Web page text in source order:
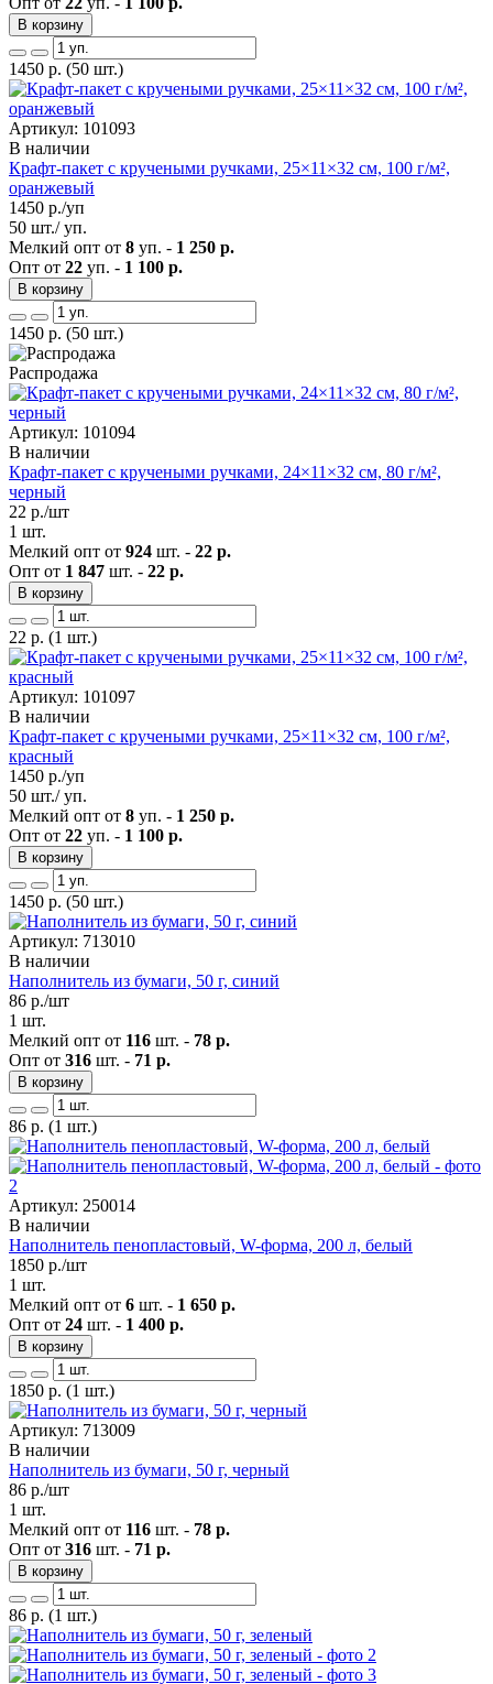
В корзину
1450 р. (50 шт.)
Артикул: 101093
В наличии
Крафт-пакет с кручеными ручками, 25×11×32 см, 100 г/м²,
оранжевый
1450 р./уп
50 шт./ уп.
Мелкий опт от 8 уп. - 1 250 р.
Опт от 22 уп. - 1 100 р.
В корзину
1450 р. (50 шт.)
Распродажа
Артикул: 101094
В наличии
Крафт-пакет с кручеными ручками, 24×11×32 см, 80 г/м²,
черный
22 р./шт
1 шт.
Мелкий опт от 924 шт. - 22 р.
Опт от 1 847 шт. - 22 р.
В корзину
22 р. (1 шт.)
Артикул: 101097
В наличии
Крафт-пакет с кручеными ручками, 25×11×32 см, 100 г/м²,
красный
1450 р./уп
50 шт./ уп.
Мелкий опт от 8 уп. - 1 250 р.
Опт от 22 уп. - 1 100 р.
В корзину
1450 р. (50 шт.)
Артикул: 713010
В наличии
Наполнитель из бумаги, 50 г, синий
86 р./шт
1 шт.
Мелкий опт от 116 шт. - 78 р.
Опт от 316 шт. - 71 р.
В корзину
86 р. (1 шт.)
Артикул: 250014
В наличии
Наполнитель пенопластовый, W-форма, 200 л, белый
1850 р./шт
1 шт.
Мелкий опт от 6 шт. - 1 650 р.
Опт от 24 шт. - 1 400 р.
В корзину
1850 р. (1 шт.)
Артикул: 713009
В наличии
Наполнитель из бумаги, 50 г, черный
86 р./шт
1 шт.
Мелкий опт от 116 шт. - 78 р.
Опт от 316 шт. - 71 р.
В корзину
86 р. (1 шт.)